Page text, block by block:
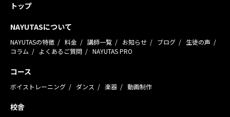
トップ
NAYUTASについて
NAYUTASの特徴 料金 講師一覧 お知らせ ブログ
生徒の声
コラム
よくあるご質問 NAYUTAS PRO
コース
ボイストレーニング ダンス 楽器 動画制作
校舎